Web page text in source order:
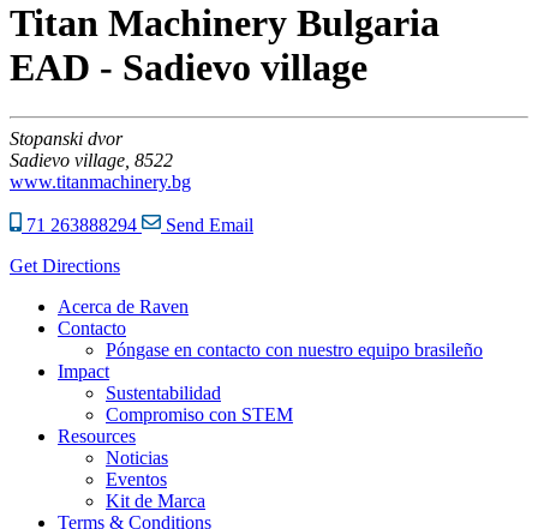
Titan Machinery Bulgaria
EAD - Sadievo village
Stopanski dvor
Sadievo village, 8522
www.titanmachinery.bg
71 263888294
Send Email
Get Directions
Acerca de Raven
Contacto
Póngase en contacto con nuestro equipo brasileño
Impact
Sustentabilidad
Compromiso con STEM
Resources
Noticias
Eventos
Kit de Marca
Terms & Conditions